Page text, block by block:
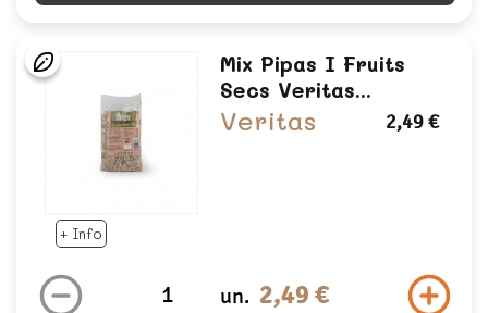
+ Info
Mix Pipas I Fruits
Secs Veritas...
Veritas 2,49 €
un. 2,49 €